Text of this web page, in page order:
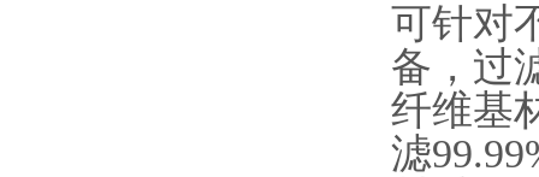
可针对
备，过
纤维基
滤